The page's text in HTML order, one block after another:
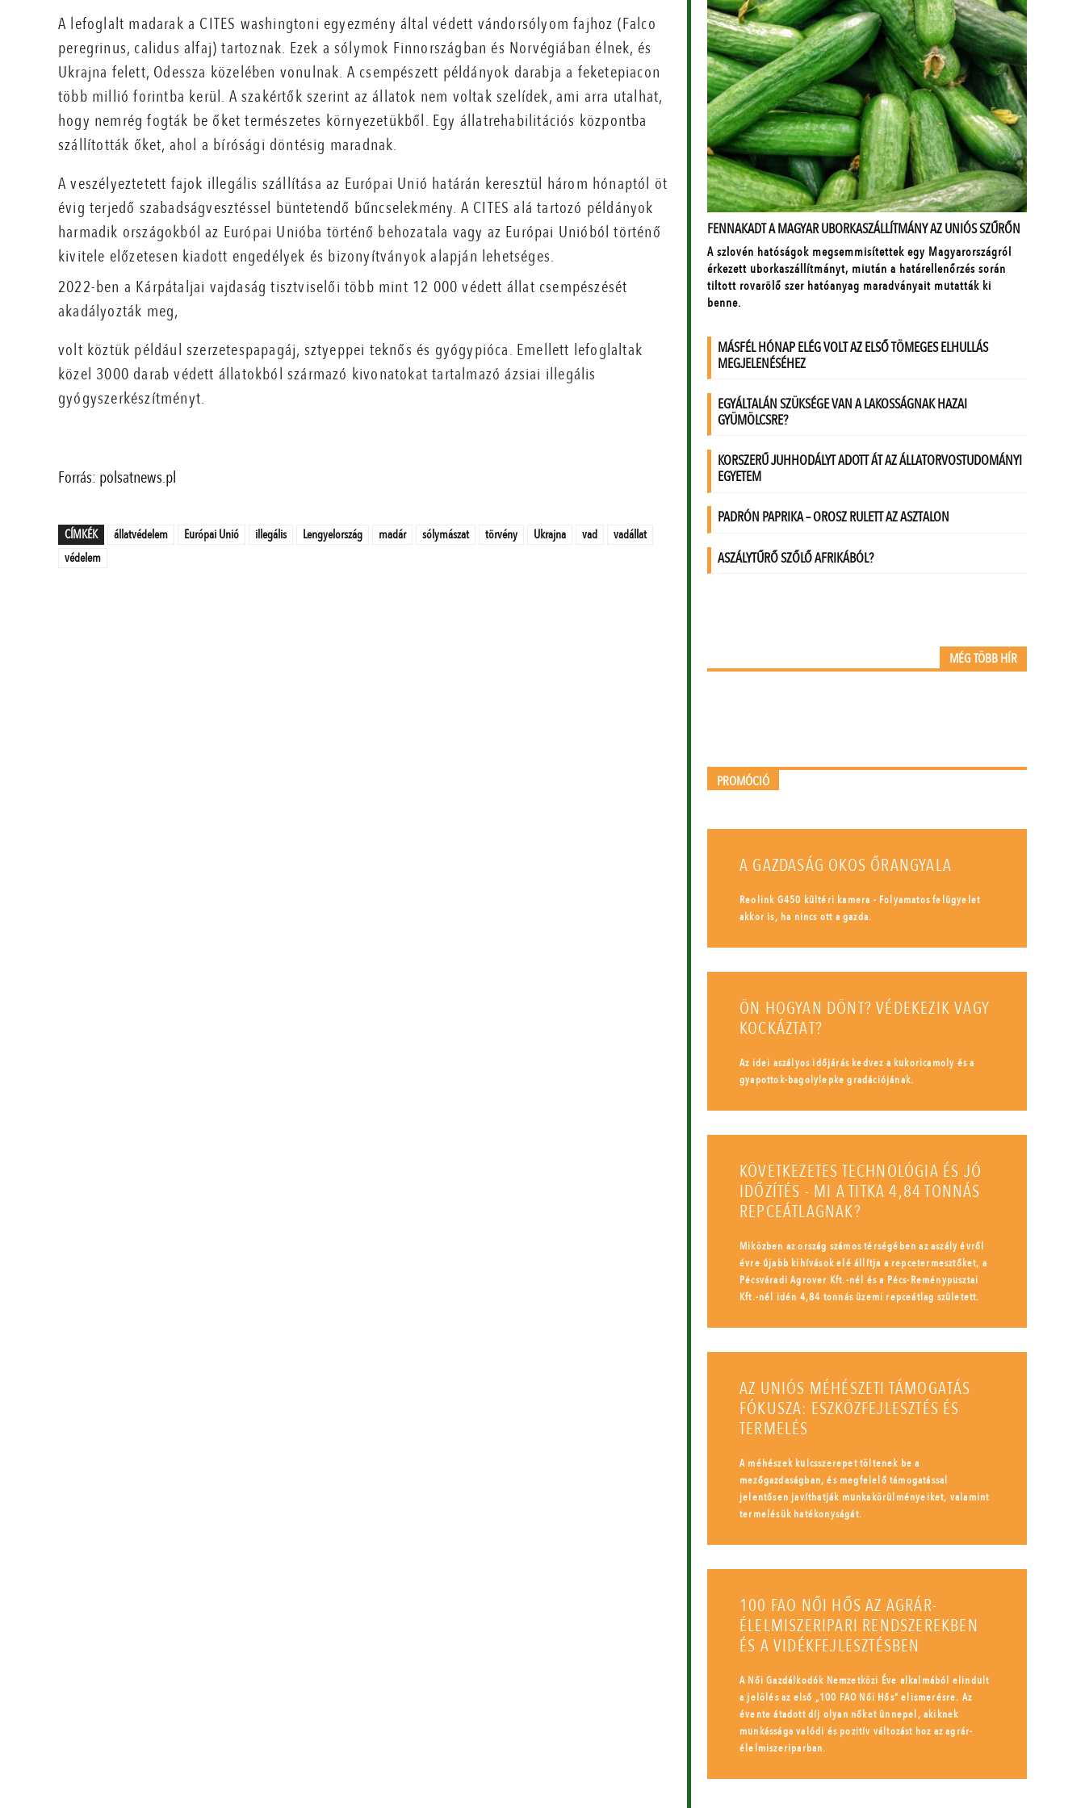
A lefoglalt madarak a CITES washingtoni egyezmény által védett vándorsólyom fajhoz (Falco
peregrinus, calidus alfaj) tartoznak. Ezek a sólymok Finnországban és Norvégiában élnek, és
Ukrajna felett, Odessza közelében vonulnak. A csempészett példányok darabja a feketepiacon
több millió forintba kerül. A szakértők szerint az állatok nem voltak szelídek, ami arra utalhat,
hogy nemrég fogták be őket természetes környezetükből. Egy állatrehabilitációs központba
szállították őket, ahol a bírósági döntésig maradnak.
A veszélyeztetett fajok illegális szállítása az Európai Unió határán keresztül három hónaptól öt
évig terjedő szabadságvesztéssel büntetendő bűncselekmény. A CITES alá tartozó példányok
harmadik országokból az Európai Unióba történő behozatala vagy az Európai Unióból történő
kivitele előzetesen kiadott engedélyek és bizonyítványok alapján lehetséges.
2022-ben a Kárpátaljai vajdaság tisztviselői több mint 12 000 védett állat csempészését
akadályozták meg,
volt köztük például szerzetespapagáj, sztyeppei teknős és gyógypióca. Emellett lefoglaltak
közel 3000 darab védett állatokból származó kivonatokat tartalmazó ázsiai illegális
gyógyszerkészítményt.
Forrás: polsatnews.pl
CÍMKÉK állatvédelem Európai Unió illegális Lengyelország madár sólymászat törvény Ukrajna vad
vadállat
védelem
MÉG TÖBB HÍR
PROMÓCIÓ
A GAZDASÁG OKOS ŐRANGYALA
Reolink G450 kültéri kamera - Folyamatos felügyelet
akkor is, ha nincs ott a gazda.
ÖN HOGYAN DÖNT? VÉDEKEZIK VAGY
KOCKÁZTAT?
Az idei aszályos időjárás kedvez a kukoricamoly és a
gyapottok-bagolylepke gradációjának.
KÖVETKEZETES TECHNOLÓGIA ÉS JÓ
IDŐZÍTÉS - MI A TITKA 4,84 TONNÁS
REPCEÁTLAGNAK?
Miközben az ország számos térségében az aszály évről
évre újabb kihívások elé állítja a repcetermesztőket, a
Pécsváradi Agrover Kft.-nél és a Pécs-Reménypusztai
Kft.-nél idén 4,84 tonnás üzemi repceátlag született.
AZ UNIÓS MÉHÉSZETI TÁMOGATÁS
FÓKUSZA: ESZKÖZFEJLESZTÉS ÉS
TERMELÉS
A méhészek kulcsszerepet töltenek be a
mezőgazdaságban, és megfelelő támogatással
jelentősen javíthatják munkakörülményeiket, valamint
termelésük hatékonyságát.
100 FAO NŐI HŐS AZ AGRÁR-
ÉLELMISZERIPARI RENDSZEREKBEN
ÉS A VIDÉKFEJLESZTÉSBEN
A Női Gazdálkodók Nemzetközi Éve alkalmából elindult
a jelölés az első „100 FAO Női Hős” elismerésre. Az
évente átadott díj olyan nőket ünnepel, akiknek
munkássága valódi és pozitív változást hoz az agrár-
élelmiszeriparban.